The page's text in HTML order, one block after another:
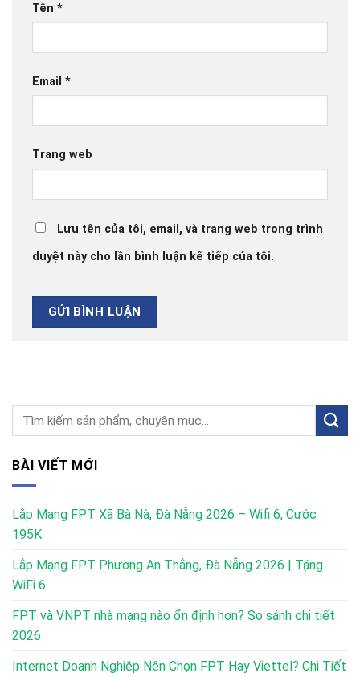
Tên *
Email *
Trang web
Lưu tên của tôi, email, và trang web trong trình
duyệt này cho lần bình luận kế tiếp của tôi.
BÀI VIẾT MỚI
Lắp Mạng FPT Xã Bà Nà, Đà Nẵng 2026 – Wifi 6, Cước
195K
Lắp Mạng FPT Phường An Thắng, Đà Nẵng 2026 | Tặng
WiFi 6
FPT và VNPT nhà mạng nào ổn định hơn? So sánh chi tiết
2026
Internet Doanh Nghiệp Nên Chọn FPT Hay Viettel? Chi Tiết